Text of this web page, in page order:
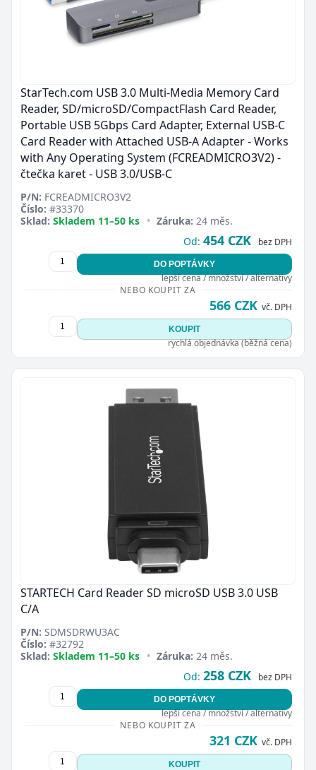
StarTech.com USB 3.0 Multi-Media Memory Card
Reader, SD/microSD/CompactFlash Card Reader,
Portable USB 5Gbps Card Adapter, External USB-C
Card Reader with Attached USB-A Adapter - Works
with Any Operating System (FCREADMICRO3V2) -
čtečka karet - USB 3.0/USB-C
P/N: FCREADMICRO3V2
Číslo: #33370
Sklad: Skladem 11–50 ks • Záruka: 24 měs.
Od: 454 CZK bez DPH
DO POPTÁVKY
lepší cena / množství / alternativy
NEBO KOUPIT ZA
566 CZK vč. DPH
KOUPIT
rychlá objednávka (běžná cena)
STARTECH Card Reader SD microSD USB 3.0 USB
C/A
P/N: SDMSDRWU3AC
Číslo: #32792
Sklad: Skladem 11–50 ks • Záruka: 24 měs.
Od: 258 CZK bez DPH
DO POPTÁVKY
lepší cena / množství / alternativy
NEBO KOUPIT ZA
321 CZK vč. DPH
KOUPIT